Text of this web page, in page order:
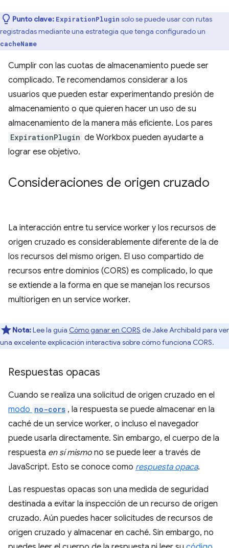
Punto clave: ExpirationPlugin solo se puede usar con rutas
registradas mediante una estrategia que tenga configurado un
cacheName
Cumplir con las cuotas de almacenamiento puede ser
complicado. Te recomendamos considerar a los
usuarios que pueden estar experimentando presión de
almacenamiento o que quieren hacer un uso de su
almacenamiento de la manera más eficiente. Los pares
ExpirationPlugin de Workbox pueden ayudarte a
lograr ese objetivo.
Consideraciones de origen cruzado
La interacción entre tu service worker y los recursos de
origen cruzado es considerablemente diferente de la de
los recursos del mismo origen. El uso compartido de
recursos entre dominios (CORS) es complicado, lo que
se extiende a la forma en que se manejan los recursos
multiorigen en un service worker.
Nota:Lee la guía Cómo ganar en CORS de Jake Archibald para ver
una excelente explicación interactiva sobre cómo funciona CORS.
Respuestas opacas
Cuando se realiza una solicitud de origen cruzado en el
modo no-cors , la respuesta se puede almacenar en la
caché de un service worker, o incluso el navegador
puede usarla directamente. Sin embargo, el cuerpo de la
respuesta en sí mismo no se puede leer a través de
JavaScript. Esto se conoce como respuesta opaca.
Las respuestas opacas son una medida de seguridad
destinada a evitar la inspección de un recurso de origen
cruzado. Aún puedes hacer solicitudes de recursos de
origen cruzado y almacenar en caché. Sin embargo, no